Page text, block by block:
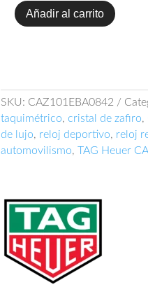
TAG
cantidad
Añadir al carrito
SKU: CAZ101EBA0842
taquimétrico, cristal de zafiro,
de lujo, reloj deportivo, reloj
automovilismo, TAG Heuer